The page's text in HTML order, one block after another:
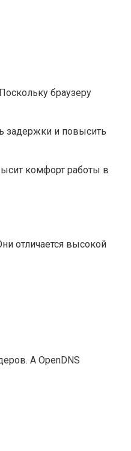
браузеру
задержки и повысить
комфорт работы в
отличается высокой
А OpenDNS